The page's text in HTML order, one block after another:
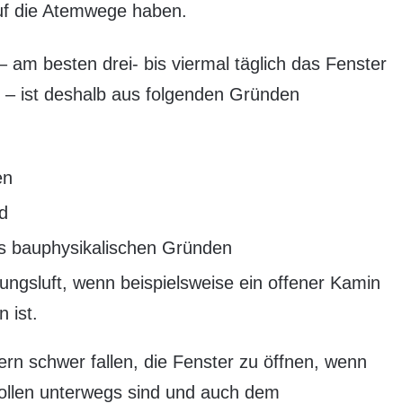
die Atemwege haben.
am besten drei- bis viermal täglich das Fenster
ist deshalb aus folgenden Gründen
bauphysikalischen Gründen
wenn beispielsweise ein offener Kamin
ist.
schwer fallen, die Fenster zu öffnen, wenn
unterwegs sind und auch dem